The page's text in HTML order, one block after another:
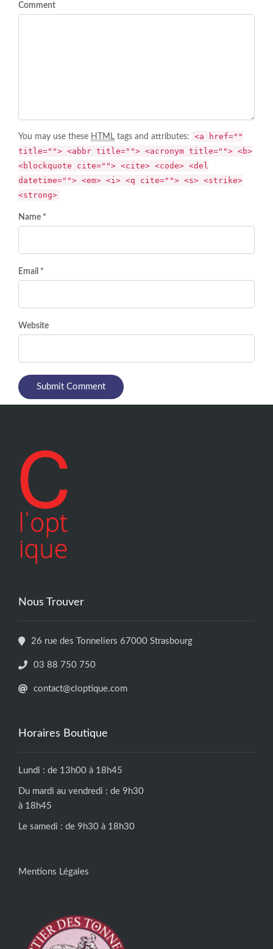
Comment
You may use these HTML tags and attributes:
<a href=""
title=""> <abbr title=""> <acronym title=""> <b>
<blockquote cite=""> <cite> <code> <del
datetime=""> <em> <i> <q cite=""> <s> <strike>
<strong>
Name *
Email *
Website
Nous Trouver
26 rue des Tonneliers 67000 Strasbourg
03 88 750 750
contact@cloptique.com
Horaires Boutique
Lundi : de 13h00 à 18h45
Du mardi au vendredi : de 9h30
à 18h45
Le samedi : de 9h30 à 18h30
Mentions Légales